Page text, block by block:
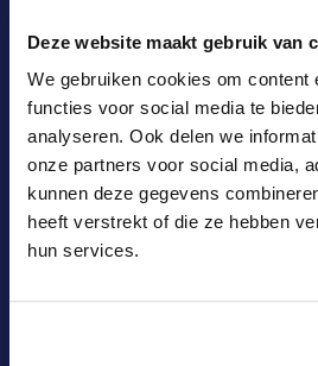
Deze website maakt gebruik van
We gebruiken cookies om
functies voor social media te
analyseren. Ook delen we
onze partners voor social media,
kunnen deze gegevens
heeft verstrekt of die ze hebben
hun services.
Bel +31 (0)36 -
Mail ons